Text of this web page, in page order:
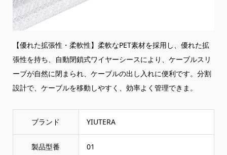
【優れた拡張性・柔軟性】柔軟なPET素材を採用し、優れた拡
張性を持ち、自動閉鎖式ワイヤーシースにより、ケーブルスリ
ーブが自然に閉まられ、ケーブルの出し入れに便利です。分割
設計で、ケーブルを移動しやすく、効率よく管理できま。
ブランド ‎YIUTERA
製品型番 ‎01